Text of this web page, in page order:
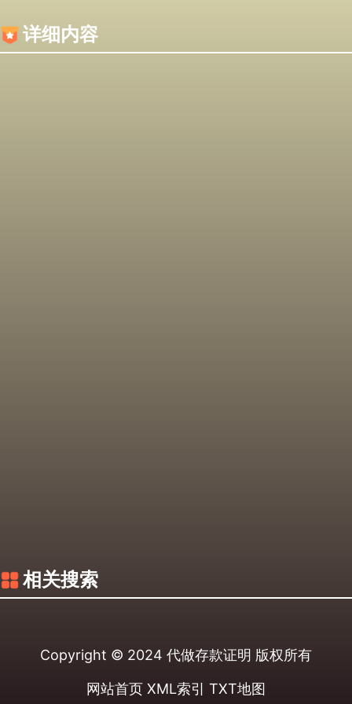
详细内容
相关搜索
Copyright © 2024 代做存款证明 版权所有
网站首页 XML索引 TXT地图